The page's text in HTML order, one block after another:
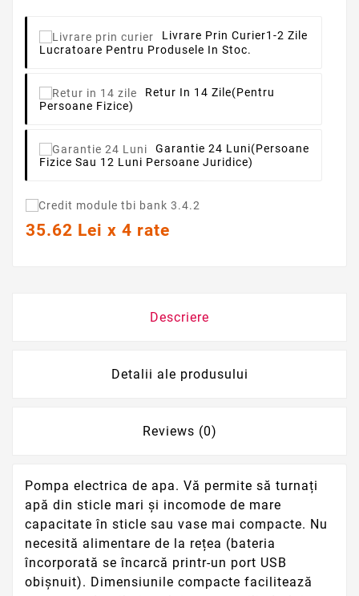
Livrare Prin Curier1-2 Zile
Lucratoare Pentru Produsele In Stoc.
Retur In 14 Zile(pentru
Persoane Fizice)
Garantie 24 Luni(persoane
Fizice Sau 12 Luni Persoane Juridice)
35.62 Lei x 4 rate
Descriere
Detalii ale produsului
Reviews (0)
Pompa electrica de apa. Vă permite să turnați
apă din sticle mari și incomode de mare
capacitate în sticle sau vase mai compacte. Nu
necesită alimentare de la rețea (bateria
încorporată se încarcă printr-un port USB
obișnuit). Dimensiunile compacte facilitează